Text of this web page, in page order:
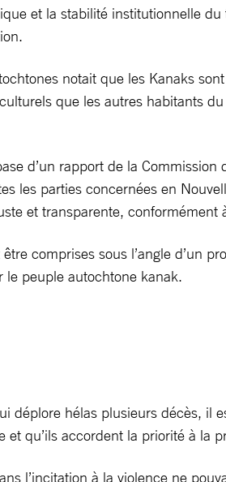
et la stabilité institutionnelle
notait que les Kanaks
que les autres habitants
d’un rapport de la
les parties concernées en
et transparente, conformément
comprises sous l’angle d’un
le peuple autochtone kanak.
hélas plusieurs décès, il
qu’ils accordent la priorité à la
l’incitation à la violence ne